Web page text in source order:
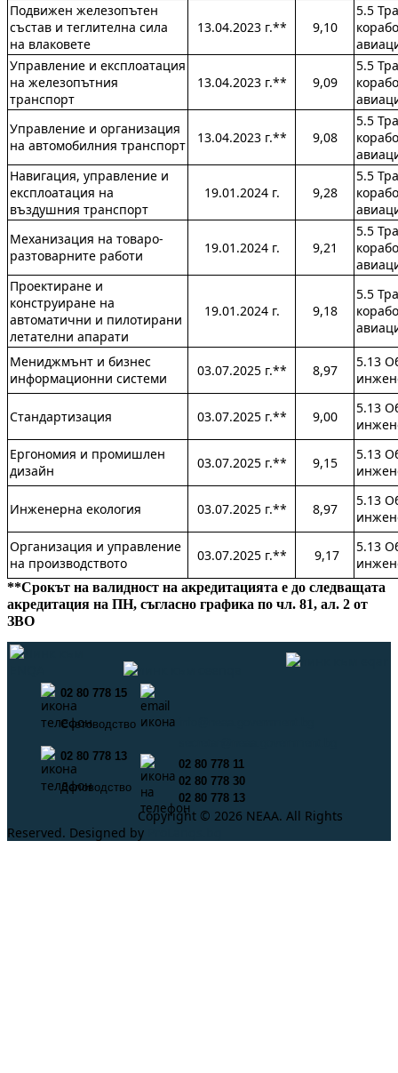
Подвижен железопътен
състав и теглителна сила
на влаковете
13.04.2023 г.** 9,10
5.5
Управление и експлоатация
на железопътния
транспорт
13.04.2023 г.** 9,09
5.5
Управление и организация
на автомобилния транспорт
13.04.2023 г.** 9,08
5.5
Навигация, управление и
експлоатация на
въздушния транспорт
19.01.2024 г. 9,28
5.5
Механизация на товаро-
разтоварните работи
19.01.2024 г. 9,21
5.5
Проектиране и
конструиране на
автоматични и пилотирани
летателни апарати
19.01.2024 г. 9,18
5.5
Мениджмънт и бизнес
информационни системи
03.07.2025 г.** 8,97
5.13
Стандартизация 03.07.2025 г.** 9,00
5.13
Ергономия и промишлен
дизайн
03.07.2025 г.** 9,15
5.13
Инженерна екология 03.07.2025 г.** 8,97
5.13
Организация и управление
на производството
03.07.2025 г.** 9,17
5.13
**Срокът на валидност на акредитацията е до следващата
акредитация на ПН, съгласно графика по чл. 81, ал. 2 от
ЗВО
02 80 778 15
Счетоводство
02 80 778 13
Деловодство
02 80 778 11
02 80 778 30
02 80 778 13
Copyright © 2026 NEAA. All Rights
Reserved. Designed by